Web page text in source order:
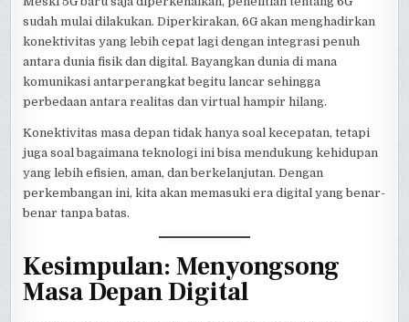
sudah mulai dilakukan. Diperkirakan, 6G akan menghadirkan
konektivitas yang lebih cepat lagi dengan integrasi penuh
antara dunia fisik dan digital. Bayangkan dunia di mana
komunikasi antarperangkat begitu lancar sehingga
perbedaan antara realitas dan virtual hampir hilang.
Konektivitas masa depan tidak hanya soal kecepatan, tetapi
juga soal bagaimana teknologi ini bisa mendukung kehidupan
yang lebih efisien, aman, dan berkelanjutan. Dengan
perkembangan ini, kita akan memasuki era digital yang benar-
benar tanpa batas.
Kesimpulan: Menyongsong
Masa Depan Digital